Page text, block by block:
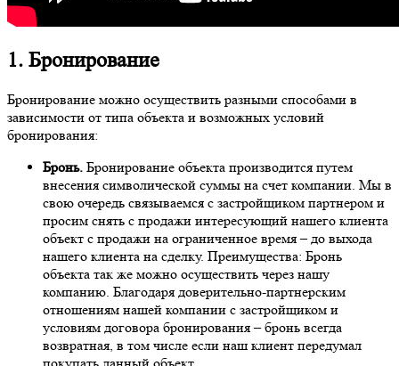
1. Бронирование
Бронирование можно осуществить разными способами в
зависимости от типа объекта и возможных условий
бронирования:
Бронь. Бронирование объекта производится путем
внесения символической суммы на счет компании. Мы в
свою очередь связываемся с застройщиком партнером и
просим снять с продажи интересующий нашего клиента
объект с продажи на ограниченное время – до выхода
нашего клиента на сделку. Преимущества: Бронь
объекта так же можно осуществить через нашу
компанию. Благодаря доверительно-партнерским
отношениям нашей компании с застройщиком и
условиям договора бронирования – бронь всегда
возвратная, в том числе если наш клиент передумал